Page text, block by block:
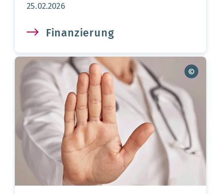
Aktualisierungsdatum:
25.02.2026
Finanzierung